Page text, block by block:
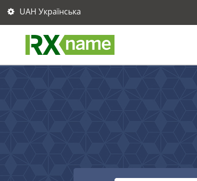
UAH Українська